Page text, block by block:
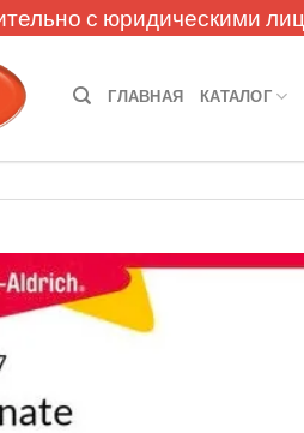
с юридическими
ГЛАВНАЯ КАТАЛОГ